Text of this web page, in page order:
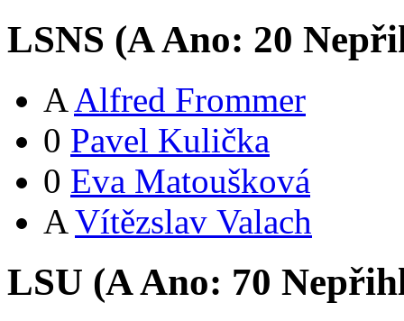
LSNS (AAno: 20
A Alfred Frommer
0 Pavel Kulička
0 Eva Matoušková
A Vítězslav Valach
LSU (AAno: 70